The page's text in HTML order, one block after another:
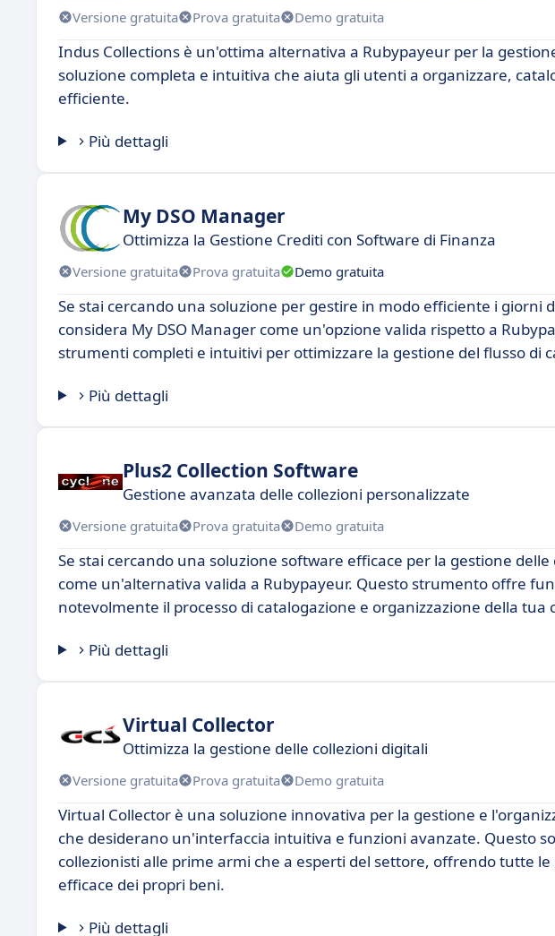
Versione gratuita Prova gratuita Demo gratuita
Indus Collections è un'ottima alternativa a Rubypayeur per la
soluzione completa e intuitiva che aiuta gli utenti a organizzare,
efficiente.
Più dettagli
My DSO Manager
Ottimizza la Gestione Crediti con Software di Finanza
Versione gratuita Prova gratuita Demo gratuita
Se stai cercando una soluzione per gestire in modo efficiente i giorni
considera My DSO Manager come un'opzione valida rispetto a
strumenti completi e intuitivi per ottimizzare la gestione del flusso di
Più dettagli
Plus2 Collection Software
Gestione avanzata delle collezioni personalizzate
Versione gratuita Prova gratuita Demo gratuita
Se stai cercando una soluzione software efficace per la gestione
come un'alternativa valida a Rubypayeur. Questo strumento offre
notevolmente il processo di catalogazione e organizzazione della tua
Più dettagli
Virtual Collector
Ottimizza la gestione delle collezioni digitali
Versione gratuita Prova gratuita Demo gratuita
Virtual Collector è una soluzione innovativa per la gestione e
che desiderano un'interfaccia intuitiva e funzioni avanzate. Questo
collezionisti alle prime armi che a esperti del settore, offrendo tutte
efficace dei propri beni.
Più dettagli